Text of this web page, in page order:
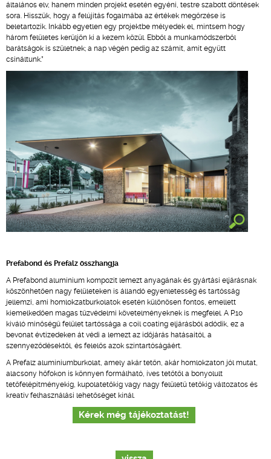
általános elv, hanem minden projekt esetén egyéni, testre szabott döntések
sora. Hisszük, hogy a felújítás fogalmába az értékek megőrzése is
beletartozik. Inkább egyetlen egy projektbe mélyedek el, mintsem hogy
három felületes kerüljön ki a kezem közül. Ebből a munkamódszerből
barátságok is születnek; a nap végén pedig az számít, amit együtt
csináltunk.”
Prefabond és Prefalz összhangja
A Prefabond alumínium kompozit lemezt anyagának és gyártási eljárásnak
köszönhetően nagy felületeken is állandó egyenletesség és tartósság
jellemzi, ami homlokzatburkolatok esetén különösen fontos, emellett
kiemelkedően magas tűzvédelmi követelményeknek is megfelel. A P.10
kiváló minőségű felület tartóssága a coil coating eljárásból adódik, ez a
bevonat évtizedeken át védi a lemezt az időjárás hatásaitól, a
szennyeződésektől, és felelős azok színtartóságáért.
A Prefalz alumíniumburkolat, amely akár tetőn, akár homlokzaton jól mutat,
alacsony hőfokon is könnyen formálható, íves tetőtől a bonyolult
tetőfelépítményekig, kupolatetőkig vagy nagy felületű tetőkig változatos és
kreatív felhasználási lehetőséget kínál.
Kérek még tájékoztatást!